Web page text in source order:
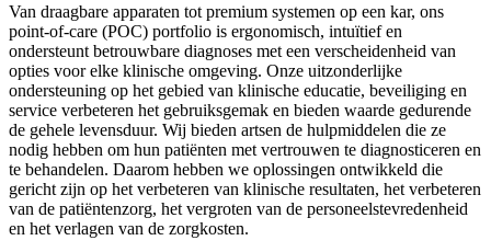
Van draagbare apparaten tot premium systemen op een kar, ons
point-of-care (POC) portfolio is ergonomisch, intuïtief en
ondersteunt betrouwbare diagnoses met een verscheidenheid van
opties voor elke klinische omgeving. Onze uitzonderlijke
ondersteuning op het gebied van klinische educatie, beveiliging en
service verbeteren het gebruiksgemak en bieden waarde gedurende
de gehele levensduur. Wij bieden artsen de hulpmiddelen die ze
nodig hebben om hun patiënten met vertrouwen te diagnosticeren en
te behandelen. Daarom hebben we oplossingen ontwikkeld die
gericht zijn op het verbeteren van klinische resultaten, het verbeteren
van de patiëntenzorg, het vergroten van de personeelstevredenheid
en het verlagen van de zorgkosten.